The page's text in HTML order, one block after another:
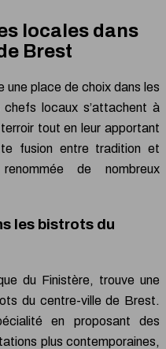
locales dans
Brest
place de choix dans les
locaux s’attachent à
tout en leur apportant
fusion entre tradition et
de nombreux
les bistrots du
du Finistère, trouve une
du centre-ville de Brest.
en proposant des
plus contemporaines,